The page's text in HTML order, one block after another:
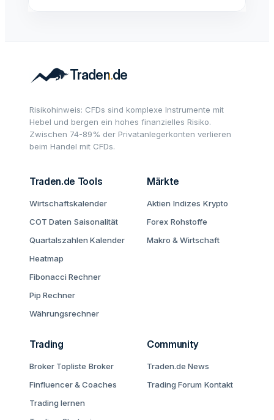
Risikohinweis: CFDs sind komplexe Instrumente mit
Hebel und bergen ein hohes finanzielles Risiko.
Zwischen 74-89% der Privatanlegerkonten verlieren
beim Handel mit CFDs.
Traden.de Tools
Wirtschaftskalender
COT Daten Saisonalität
Quartalszahlen Kalender
Heatmap
Fibonacci Rechner
Pip Rechner
Währungsrechner
Märkte
Aktien Indizes Krypto
Forex Rohstoffe
Makro & Wirtschaft
Trading
Broker Topliste Broker
Finfluencer & Coaches
Trading lernen
Community
Traden.de News
Trading Forum Kontakt